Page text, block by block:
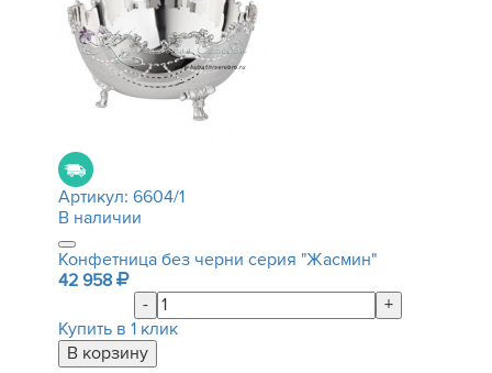
Артикул: 6604/1
В наличии
Конфетница без черни серия "Жасмин"
42 958
-
+
Купить в 1 клик